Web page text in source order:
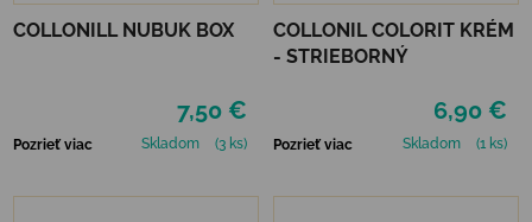
COLLONILL NUBUK BOX
7,50 €
Pozrieť viac Skladom (3 ks)
COLLONIL COLORIT KRÉM
- STRIEBORNÝ
6,90 €
Pozrieť viac Skladom (1 ks)